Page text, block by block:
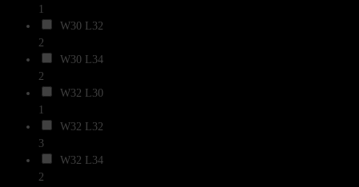
1
W30 L32
2
W30 L34
2
W32 L30
1
W32 L32
3
W32 L34
2